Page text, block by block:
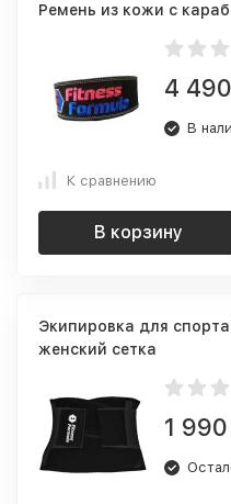
Ремень из кожи с
4 490
В
К сравнению
В корзину
Экипировка для
женский сетка
1 990